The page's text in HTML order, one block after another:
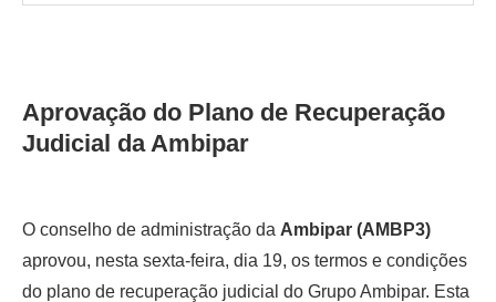
Aprovação do Plano de Recuperação
Judicial da Ambipar
O conselho de administração da Ambipar (AMBP3)
aprovou, nesta sexta-feira, dia 19, os termos e condições
do plano de recuperação judicial do Grupo Ambipar. Esta